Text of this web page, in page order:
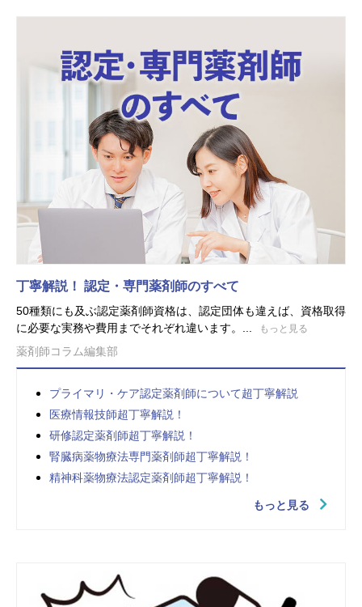
丁寧解説！ 認定・専門薬剤師のすべて
50種類にも及ぶ認定薬剤師資格は、認定団体も違えば、資格取得
に必要な実務や費用までそれぞれ違います。...
もっと見る
薬剤師コラム編集部
プライマリ・ケア認定薬剤師について超丁寧解説
医療情報技師超丁寧解説！
研修認定薬剤師超丁寧解説！
腎臓病薬物療法専門薬剤師超丁寧解説！
精神科薬物療法認定薬剤師超丁寧解説！
もっと見る